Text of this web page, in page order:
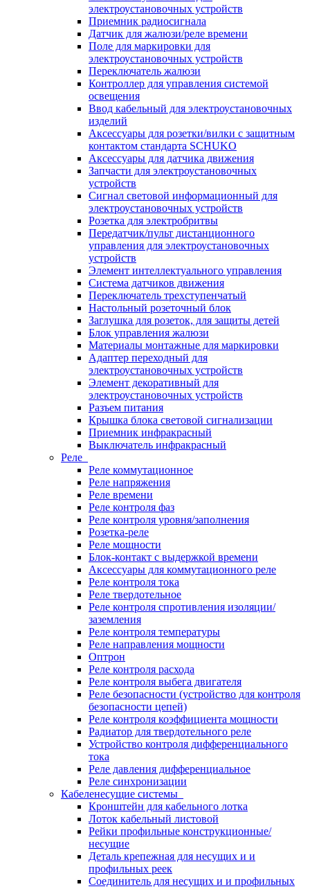
электроустановочных устройств
Приемник радиосигнала
Датчик для жалюзи/реле времени
Поле для маркировки для
электроустановочных устройств
Переключатель жалюзи
Контроллер для управления системой
освещения
Ввод кабельный для электроустановочных
изделий
Аксессуары для розетки/вилки с защитным
контактом стандарта SCHUKO
Аксессуары для датчика движения
Запчасти для электроустановочных
устройств
Сигнал световой информационный для
электроустановочных устройств
Розетка для электробритвы
Передатчик/пульт дистанционного
управления для электроустановочных
устройств
Элемент интеллектуального управления
Система датчиков движения
Переключатель трехступенчатый
Настольный розеточный блок
Заглушка для розеток, для защиты детей
Блок управления жалюзи
Материалы монтажные для маркировки
Адаптер переходный для
электроустановочных устройств
Элемент декоративный для
электроустановочных устройств
Разъем питания
Крышка блока световой сигнализации
Приемник инфракрасный
Выключатель инфракрасный
Реле
Реле коммутационное
Реле напряжения
Реле времени
Реле контроля фаз
Реле контроля уровня/заполнения
Розетка-реле
Реле мощности
Блок-контакт с выдержкой времени
Аксессуары для коммутационного реле
Реле контроля тока
Реле твердотельное
Реле контроля спротивления изоляции/
заземления
Реле контроля температуры
Реле направления мощности
Оптрон
Реле контроля расхода
Реле контроля выбега двигателя
Реле безопасности (устройство для контроля
безопасности цепей)
Реле контроля коэффициента мощности
Радиатор для твердотельного реле
Устройство контроля дифференциального
тока
Реле давления дифференциальное
Реле синхронизации
Кабеленесущие системы
Кронштейн для кабельного лотка
Лоток кабельный листовой
Рейки профильные конструкционные/
несущие
Деталь крепежная для несущих и и
профильных реек
Соединитель для несущих и и профильных